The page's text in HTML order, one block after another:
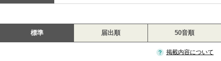
標準 届出順 50音順
掲載内容について